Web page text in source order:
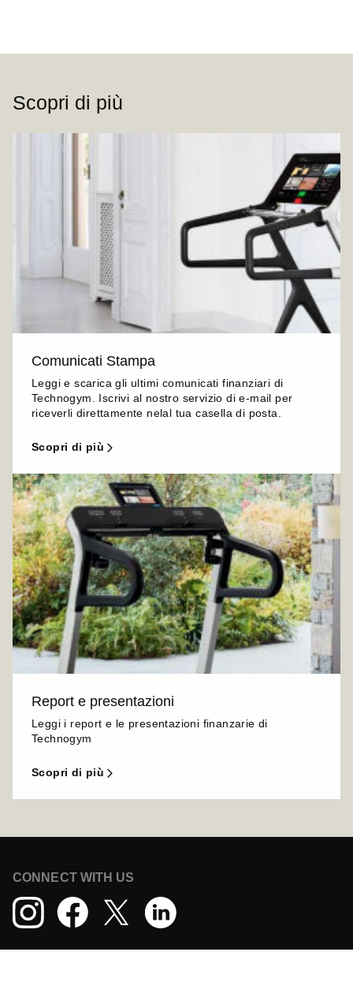
Scopri di più
Comunicati Stampa
Leggi e scarica gli ultimi comunicati finanziari di
Technogym. Iscrivi al nostro servizio di e-mail per
riceverli direttamente nelal tua casella di posta.
scopri di più
Report e presentazioni
Leggi i report e le presentazioni finanzarie di
Technogym
scopri di più
CONNECT WITH US